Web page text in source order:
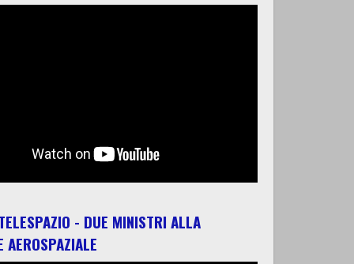
- DUE MINISTRI ALLA
AEROSPAZIALE